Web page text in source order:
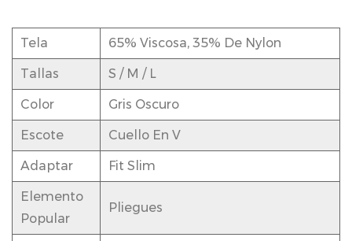
Tela 65% Viscosa, 35% De Nylon
Tallas S / M / L
Color Gris Oscuro
Escote Cuello En V
Adaptar Fit Slim
Elemento
Popular
Pliegues